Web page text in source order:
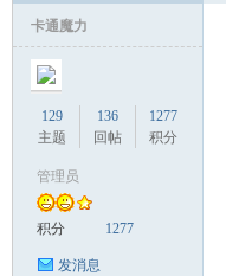
卡通魔力
129
主题
136
回帖
1277
积分
管理员
积分 1277
发消息